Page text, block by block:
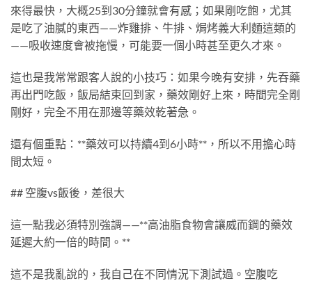
來得最快，大概25到30分鐘就會有感；如果剛吃飽，尤其
是吃了油膩的東西——炸雞排、牛排、焗烤義大利麵這類的
——吸收速度會被拖慢，可能要一個小時甚至更久才來。
這也是我常常跟客人說的小技巧：如果今晚有安排，先吞藥
再出門吃飯，飯局結束回到家，藥效剛好上來，時間完全剛
剛好，完全不用在那邊等藥效乾著急。
還有個重點：**藥效可以持續4到6小時**，所以不用擔心時
間太短。
## 空腹vs飯後，差很大
這一點我必須特別強調——**高油脂食物會讓威而鋼的藥效
延遲大約一倍的時間。**
這不是我亂說的，我自己在不同情況下測試過。空腹吃